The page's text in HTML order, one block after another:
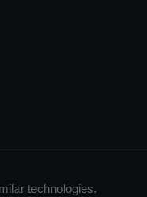
technologies.